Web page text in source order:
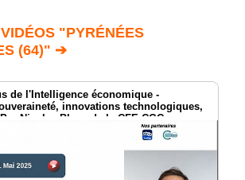
"PYRÉNÉES
(64)" ➔
de l'Intelligence économique -
innovations technologiques,
Nicolas Blanc de la CFE-CGC